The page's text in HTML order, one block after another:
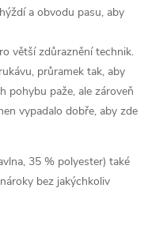
a obvodu pasu, aby
větší zdůraznění technik.
průramek tak, aby
pohybu paže, ale zároveň
vypadalo dobře, aby zde
35 % polyester) také
bez jakýchkoliv